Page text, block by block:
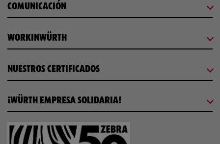
COMUNICACIÓN
WORKINWÜRTH
NUESTROS CERTIFICADOS
¡WÜRTH EMPRESA SOLIDARIA!